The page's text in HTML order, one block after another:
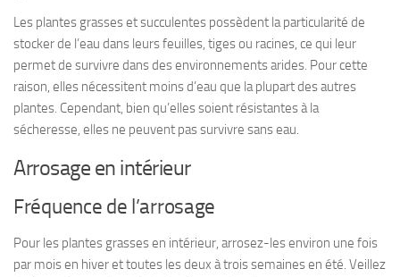
Les plantes grasses et succulentes possèdent la particularité de
stocker de l’eau dans leurs feuilles, tiges ou racines, ce qui leur
permet de survivre dans des environnements arides. Pour cette
raison, elles nécessitent moins d’eau que la plupart des autres
plantes. Cependant, bien qu’elles soient résistantes à la
sécheresse, elles ne peuvent pas survivre sans eau.
Arrosage en intérieur
Fréquence de l’arrosage
Pour les plantes grasses en intérieur, arrosez-les environ une fois
par mois en hiver et toutes les deux à trois semaines en été. Veillez